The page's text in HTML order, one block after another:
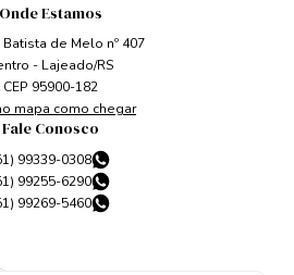
Onde Estamos
Batista de Melo nº 407
- Lajeado/RS
CEP 95900-182
mapa como chegar
Fale Conosco
99339-0308
99255-6290
99269-5460